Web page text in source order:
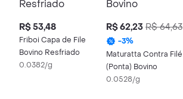
R$ 53,48
Friboi Capa de File
Bovino Resfriado
0.0382/g
R$ 62,23 R$ 64,63
-3%
Maturatta Contra Filé
(Ponta) Bovino
0.0528/g